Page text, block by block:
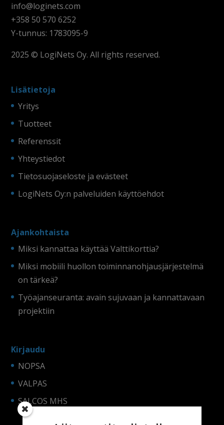
info@loginets.com
+358 50 570 6252
Y-tunnus: 1783095-9
2025 © LogiNets Oy. All rights reserved.
Lisätietoja
Yritys
Tuotteet
Referenssit
Yhteystiedot
Tietosuojaseloste ja evästeet
LogiNets Oy:n palveluiden käyttöehdot
Ajankohtaista
Miksi kannattaa käyttää Valttikorttia?
Miksi mobiili huollon toiminnanohjausjärjestelmä
on tärkeä?
Työajanseuranta: avain sujuvaan ja kannattavaan
projektiin
Kirjaudu
NOPSA
VALPAS
SALCOS MHS